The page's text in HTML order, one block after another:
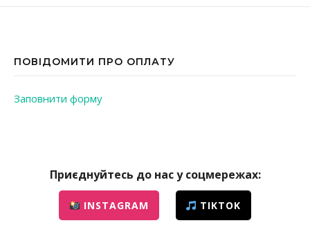
ПОВІДОМИТИ ПРО ОПЛАТУ
Заповнити форму
Приєднуйтесь до нас у соцмережах:
INSTAGRAM TIKTOK